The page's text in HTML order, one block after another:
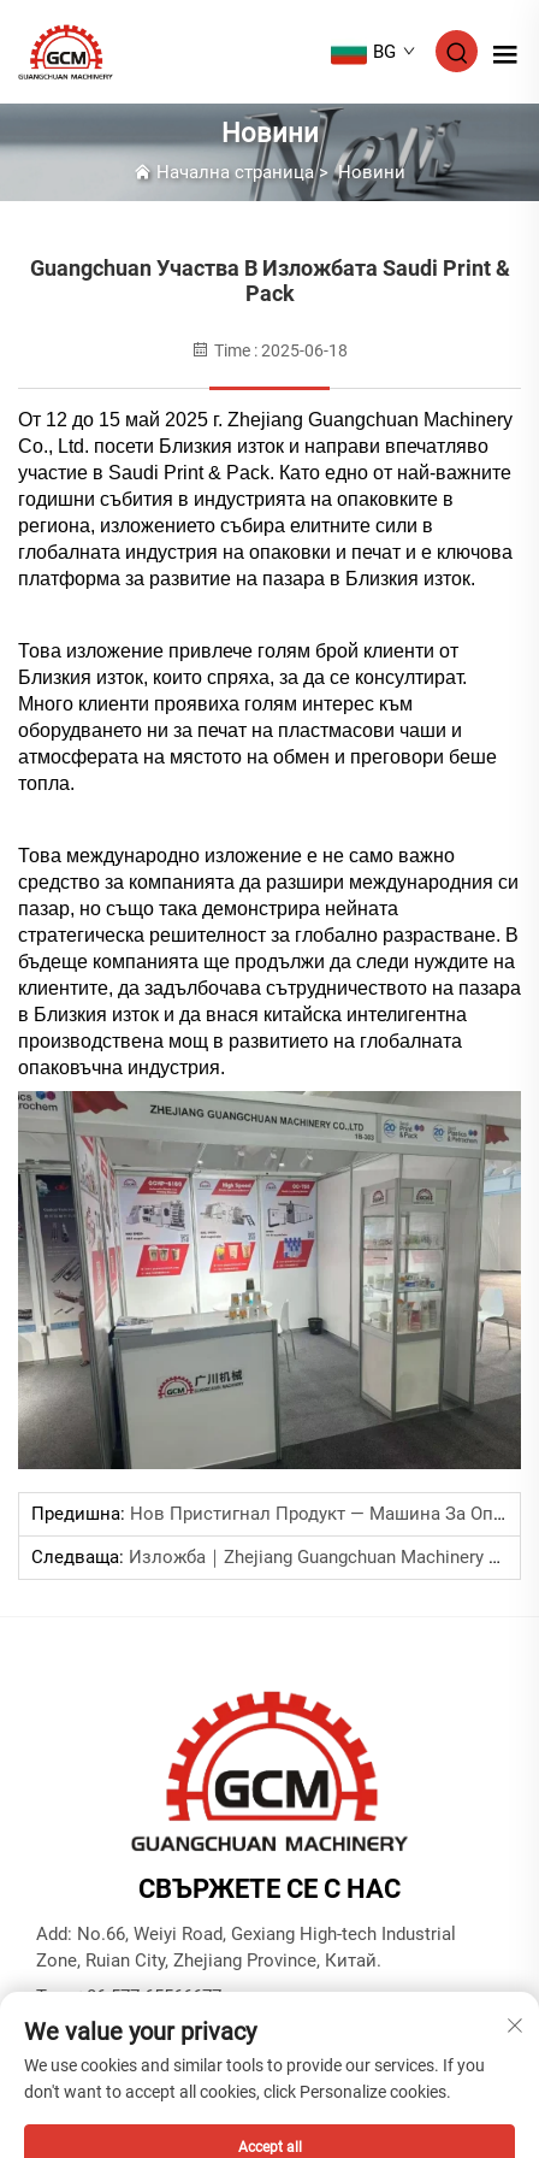
BG
Новини
Начална страница>Новини
Guangchuan Участва В Изложбата Saudi Print &
Pack
Time : 2025-06-18
От 12 до 15 май 2025 г. Zhejiang Guangchuan Machinery
Co., Ltd. посети Близкия изток и направи впечатляво
участие в Saudi Print & Pack. Като едно от най-важните
годишни събития в индустрията на опаковките в
региона, изложението събира елитните сили в
глобалната индустрия на опаковки и печат и е ключова
платформа за развитие на пазара в Близкия изток.
Това изложение привлече голям брой клиенти от
Близкия изток, които спряха, за да се консултират.
Много клиенти проявиха голям интерес към
оборудването ни за печат на пластмасови чаши и
атмосферата на мястото на обмен и преговори беше
топла.
Това международно изложение е не само важно
средство за компанията да разшири международния си
пазар, но също така демонстрира нейната
стратегическа решителност за глобално разрастване. В
бъдеще компанията ще продължи да следи нуждите на
клиентите, да задълбочава сътрудничеството на пазара
в Близкия изток и да внася китайска интелигентна
производствена мощ в развитието на глобалната
опаковъчна индустрия.
Предишна: Нов Пристигнал Продукт — Машина За Опаковане С Капак
Следваща: Изложба｜Zhejiang Guangchuan Machinery Co., Ltd. Участва В CHINAPLAS 2025, Където Много От Оборудването Предизвиква Интерес
СВЪРЖЕТЕ СЕ С НАС
Add: No.66, Weiyi Road, Gexiang High-tech Industrial
Zone, Ruian City, Zhejiang Province, Китай.
Тел.:+86-577-65566677
Имейл:[email protected]
MACHINERY CO. LTD -Политика за поверителност
We value your privacy
We use cookies and similar tools to provide our services. If you
don't want to accept all cookies, click Personalize cookies.
Accept all